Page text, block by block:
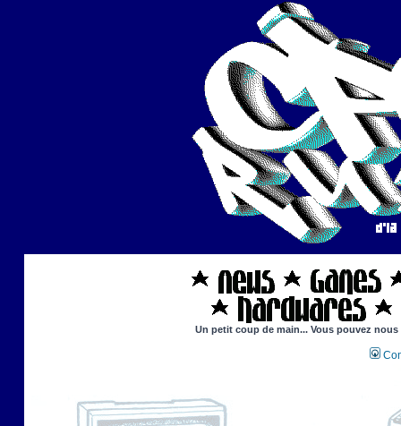
Un petit coup de main... Vous pouvez